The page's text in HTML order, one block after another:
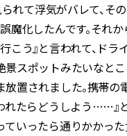
れて浮気がバレて、そ
魔化したんです。それ
こう』と言われて、ドラ
景スポットみたいなと
置されました。携帯の
われたらどうしよう……』
ていったら通りかかっ